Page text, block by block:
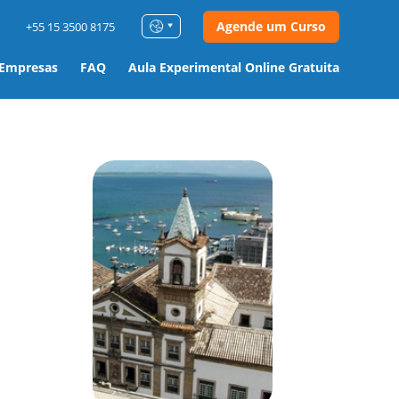
FAQ Aula Experimental Online Gratuita
+55 15 3500 8175 Agende um Curso